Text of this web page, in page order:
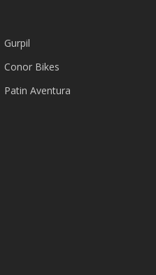
Gurpil
Conor Bikes
Patin Aventura